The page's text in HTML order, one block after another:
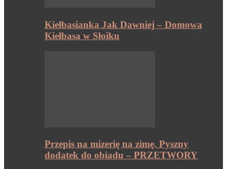
Kiełbasianka Jak Dawniej – Domowa
Kiełbasa w Słoiku
Przepis na mizerię na zimę. Pyszny
dodatek do obiadu – PRZETWORY